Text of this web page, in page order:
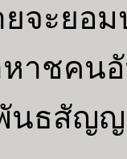
ยจะยอ
คนอัม
นธสัญ